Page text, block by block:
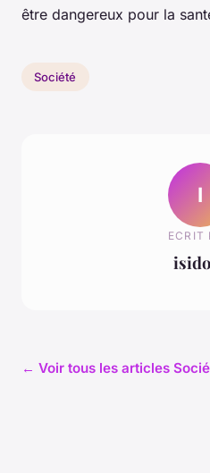
être dangereux pour la
Société
I
ECRIT
← Voir tous les articles